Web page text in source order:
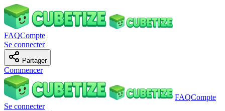
FAQCompte
Se connecter
Partager
Commencer
FAQCompte
Se connecter